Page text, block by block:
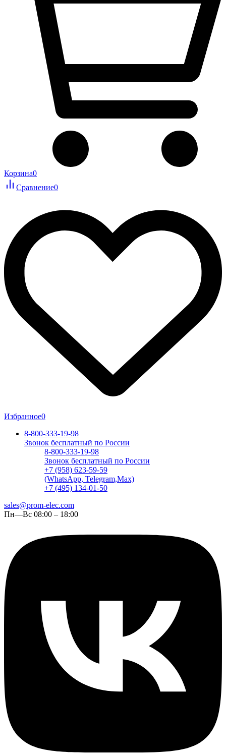
Корзина0
Сравнение0
Избранное0
8-800-333-19-98
Звонок бесплатный по России
8-800-333-19-98
Звонок бесплатный по России
+7 (958) 623-59-59
(WhatsApp, Telegram,Max)
+7 (495) 134-01-50
sales@prom-elec.com
Пн—Вс 08:00 – 18:00